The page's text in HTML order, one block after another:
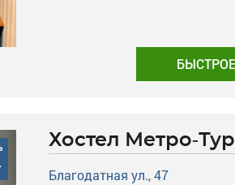
Хостел Метро-Тур
Благодатная ул., 47